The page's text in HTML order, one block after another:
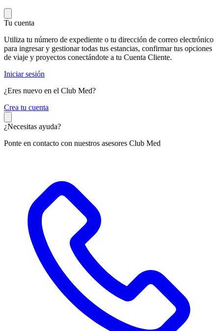
Tu cuenta
Utiliza tu número de expediente o tu dirección de correo electrónico
para ingresar y gestionar todas tus estancias, confirmar tus opciones
de viaje y proyectos conectándote a tu Cuenta Cliente.
Iniciar sesión
¿Eres nuevo en el Club Med?
Crea tu cuenta
¿Necesitas ayuda?
Ponte en contacto con nuestros asesores Club Med